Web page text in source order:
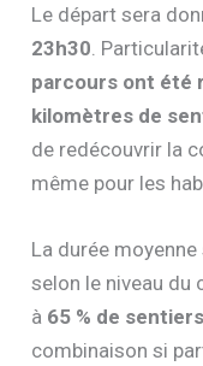
Le départ sera
23h30 .
parcours ont été
kilomètres de
de redécouvrir la
même pour les
La durée
selon le niveau du
à 65 % de sentiers
combinaison si